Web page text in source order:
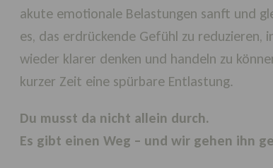
akute emotionale Belastungen sanft und
es, das erdrückende Gefühl zu reduzieren,
wieder klarer denken und handeln zu
kurzer Zeit eine spürbare Entlastung.
Du musst da nicht allein durch.
Es gibt einen Weg – und wir gehen ihn